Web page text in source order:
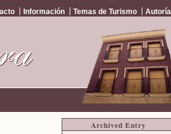
Información Temas de Turismo Autoría
Archived Entry